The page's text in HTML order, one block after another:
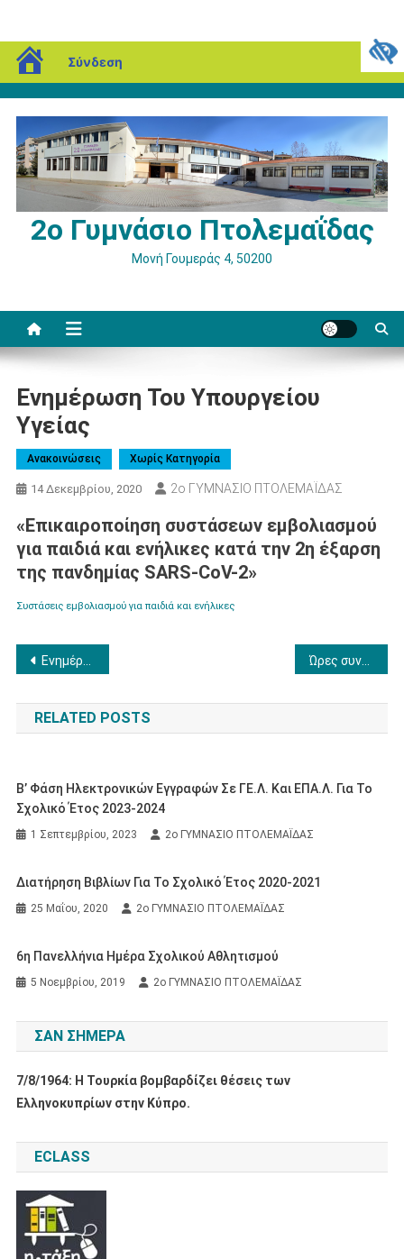
blogs.sch.gr
Σύνδεση
Μεταπηδήστε
στο
περιεχόμενο
2ο Γυμνάσιο Πτολεμαΐδας
Μονή Γουμεράς 4, 50200
Ενημέρωση Του Υπουργείου
Υγείας
Ανακοινώσεις Χωρίς Κατηγορία
14 Δεκεμβρίου, 2020 2ο ΓΥΜΝΑΣΙΟ ΠΤΟΛΕΜΑΪΔΑΣ
«Επικαιροποίηση συστάσεων εμβολιασμού
για παιδιά και ενήλικες κατά την 2η έξαρση
της πανδημίας SARS-CoV-2»
Συστάσεις εμβολιασμού για παιδιά και ενήλικες
Πλοήγηση
άρθρων
Ενημέρωση από του Υπουργείου Προστασίας του Πολίτη
RELATED POSTS
Β’ Φάση Ηλεκτρονικών Εγγραφών Σε ΓΕ.Λ. Και ΕΠΑ.Λ. Για Το
Σχολικό Έτος 2023-2024
1 Σεπτεμβρίου, 2023 2ο ΓΥΜΝΑΣΙΟ ΠΤΟΛΕΜΑΪΔΑΣ
Διατήρηση Βιβλίων Για Το Σχολικό Έτος 2020-2021
25 Μαΐου, 2020 2ο ΓΥΜΝΑΣΙΟ ΠΤΟΛΕΜΑΪΔΑΣ
6η Πανελλήνια Ημέρα Σχολικού Αθλητισμού
5 Νοεμβρίου, 2019 2ο ΓΥΜΝΑΣΙΟ ΠΤΟΛΕΜΑΪΔΑΣ
ΣΑΝ ΣΉΜΕΡΑ
7/8/1964: Η Τουρκία βομβαρδίζει θέσεις των
Ελληνοκυπρίων στην Κύπρο.
ECLASS